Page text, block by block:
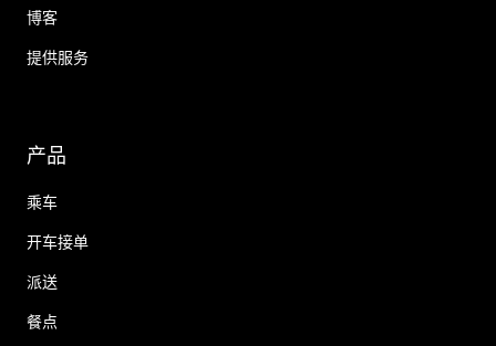
博客
提供服务
产品
乘车
开车接单
派送
餐点